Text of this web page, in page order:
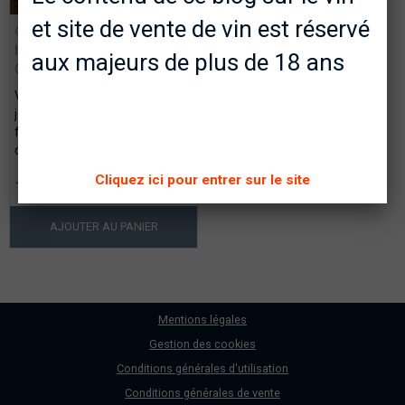
Documents de l'expo "Art et Cépages"
coffret panaché de 6
bouteilles crémants /
Champagnes
Vous avez besoin de faire un
joli cadeau original pour les
fêtes. Osez un "coffret vin
convivialité"...
129,50€ TTC
AJOUTER AU PANIER
Mentions légales
Gestion des cookies
Conditions générales d'utilisation
Conditions générales de vente
et site de vente de vin est réservé
aux majeurs de plus de 18 ans
Cliquez ici pour entrer sur le site